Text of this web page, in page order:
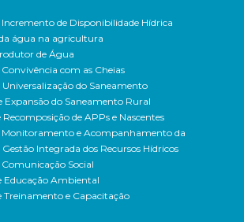
de Disponibilidade Hídrica
água na agricultura
de Água
com as Cheias
do Saneamento
do Saneamento Rural
de APPs e Nascentes
Monitoramento e Acompanhamento da
Integrada dos Recursos Hídricos
Social
Educação Ambiental
Treinamento e Capacitação